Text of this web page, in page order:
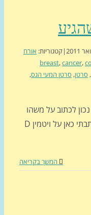
קטגוריות:אורח
breast,
המעי הגס ,
על משהו
שנוטים לשכוח אותו- פעמים מספר כתבתי כאן על ויטמין D
המשך בקריאה